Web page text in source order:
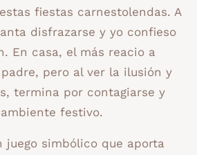
fiestas carnestolendas. A
disfrazarse y yo confieso
En casa, el más reacio a
pero al ver la ilusión y
termina por contagiarse y
festivo.
juego simbólico que aporta